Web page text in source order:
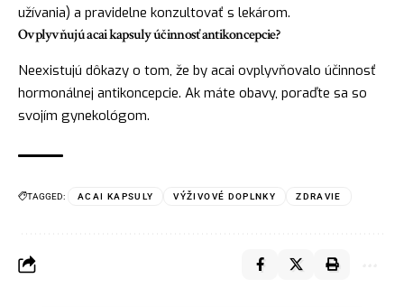
užívania) a pravidelne konzultovať s lekárom.
Ovplyvňujú acai kapsuly účinnosť antikoncepcie?
Neexistujú dôkazy o tom, že by acai ovplyvňovalo účinnosť
hormonálnej antikoncepcie. Ak máte obavy, poraďte sa so
svojím gynekológom.
TAGGED: ACAI KAPSULY VÝŽIVOVÉ DOPLNKY ZDRAVIE